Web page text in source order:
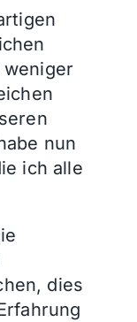
nun
ich alle
dies